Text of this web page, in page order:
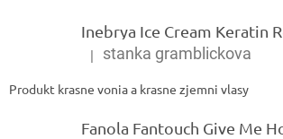
Hodnotenie produktu je 5 z 5
| stanka gramblickova
Produkt krasne vonia a krasne zjemni vlasy